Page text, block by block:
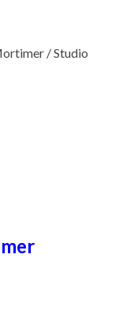
/ Studio